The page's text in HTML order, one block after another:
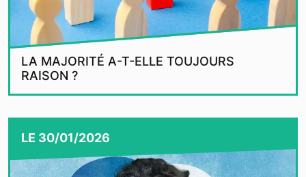
LA MAJORITÉ A-T-ELLE TOUJOURS
RAISON ?
LE 30/01/2026